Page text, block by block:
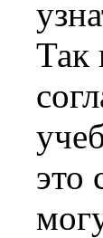
Так
это